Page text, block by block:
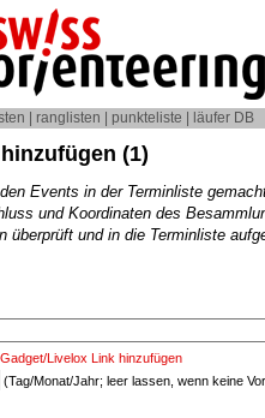
ranglisten punkteliste läufer DB
(1)
Events in der Terminliste
und Koordinaten des
überprüft und in die Terminliste
Livelox Link hinzufügen
(Tag/Monat/Jahr; leer lassen, wenn keine